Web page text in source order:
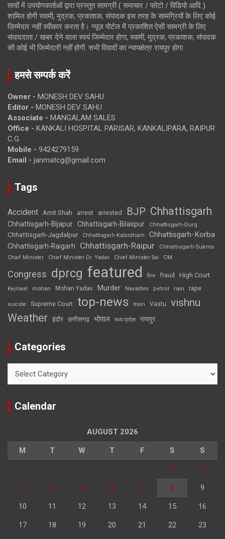
तत्वों में उपयोगकर्ताओं द्वारा प्रस्तुत सामग्री ( समाचार / फोटो / विडियो आदि )
शामिल होगी स्वामी, मुद्रक, प्रकाशक, संपादक इस तरह के सामग्रियों के लिए कोई
ज़िम्मेदार नहीं स्वीकार करता है। न्यूज़ पोर्टल में प्रकाशित ऐसी सामग्री के लिए
संवाददाता / खबर देने वाला स्वयं जिम्मेदार होगा, स्वामी, मुद्रक, प्रकाशक, संपादक
की कोई भी जिम्मेदारी नहीं होगी. सभी विवादों का न्यायक्षेत्र रायपुर होगा
हमसे सम्पर्क करें
Owner - MONESH DEV SAHU
Editor - MONESH DEV SAHU
Associate - MANGALAM SALES
Office - KANKALI HOSPITAL PARISAR, KANKALIPARA, RAIPUR
C.G.
Mobile - 9424279159
Email - janmatcg@gmail.com
Tags
Accident Amit Shah arrest arrested BJP Chhattisgarh
Chhattisgarh-Bijapur Chhattisgarh-Bilaspur Chhattisgarh-Durg
Chhattisgarh-Jagdalpur Chhattisgarh-Kabirdham Chhattisgarh-Korba
Chhattisgarh-Raigarh Chhattisgarh-Raipur
Chhattisgarh-Sukma
Chief Minister
Chief Minister Dr. Yadav Chief Minister Sai CM
Congress dprcg featured fire fraud High Court
Kejriwal mohan Mohan Yadav Murder Naxalites petrol rain rape
suicide Supreme Court top-news train Vastu vishnu
Weather इंदौर छत्तीसगढ़ भोपाल मध्य प्रदेश रायपुर
Categories
Calendar
AUGUST 2026
M T W T F S S
1 2
3 4 5 6 7 8 9
10 11 12 13 14 15 16
17 18 19 20 21 22 23